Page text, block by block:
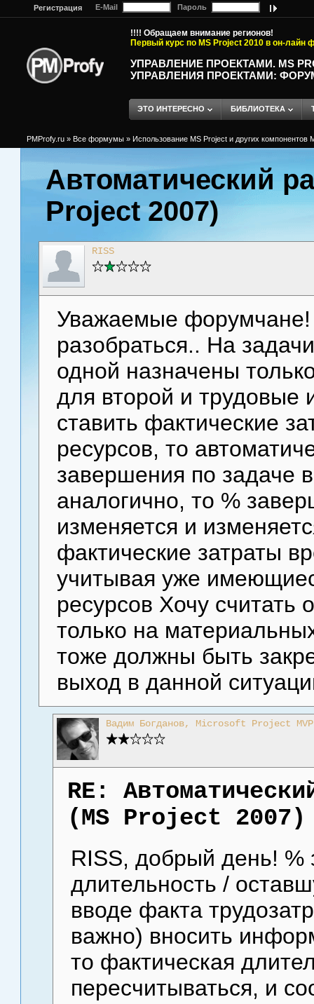
Регистрация E-Mail Пароль
!!!! Обращаем внимание регионов!
Первый курс по MS Project 2010 в он-лайн
УПРАВЛЕНИЕ ПРОЕКТАМИ. MS
УПРАВЛЕНИЯ ПРОЕКТАМИ:
ЭТО ИНТЕРЕСНО БИБЛИОТЕКА
PMProfy.ru » Все формумы » Использование MS Project и других компонентов
Автоматический
Project 2007)
RISS
Уважаемые
разобраться.. На
одной назначены
для второй и трудовые
ставить фактические
ресурсов, то
завершения по задаче
аналогично, то %
изменяется и
фактические затраты
учитывая уже
ресурсов Хочу
только на
тоже должны быть
выход в данной
Вадим Богданов, Microsoft Project
RE:
(MS Project 2007)
RISS, добрый день! %
длительность /
вводе факта
важно) вносить
то фактическая
пересчитываться, и